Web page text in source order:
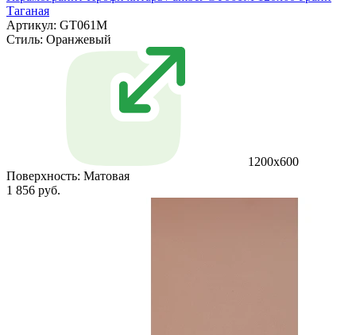
Таганая
Артикул: GT061M
Стиль: Оранжевый
1200х600
Поверхность: Матовая
1 856 руб.